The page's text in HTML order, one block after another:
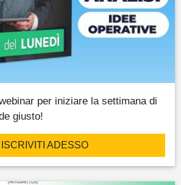
per iniziare la settimana di
giusto!
ISCRIVITI ADESSO